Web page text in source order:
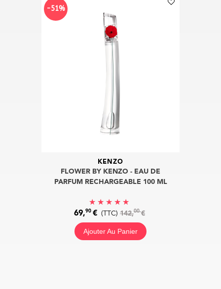
-51%
KENZO
FLOWER BY KENZO - EAU DE
PARFUM RECHARGEABLE 100 ML
69,90 € (TTC) 142,00€
Ajouter Au Panier